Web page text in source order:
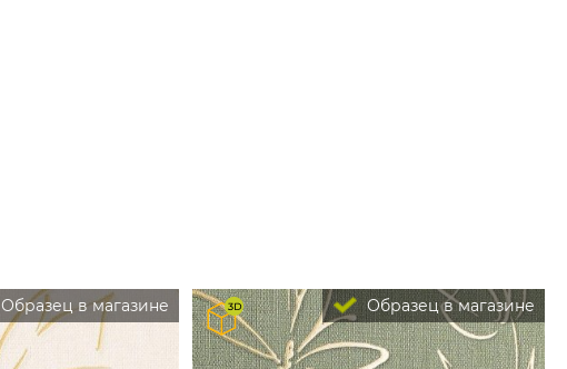
Образец в магазине Образец в магазине